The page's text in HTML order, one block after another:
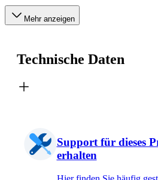
Mehr anzeigen
Technische Daten
Support für dieses
erhalten